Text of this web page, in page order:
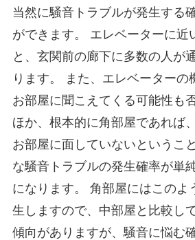
当然に騒音トラブルが発生する
ができます。 エレベーターに近
と、玄関前の廊下に多数の人が
ります。 また、エレベーターの
お部屋に聞こえてくる可能性も
ほか、根本的に角部屋であれば
お部屋に面していないというこ
な騒音トラブルの発生確率が単
になります。 角部屋にはこのよ
生しますので、中部屋と比較し
傾向がありますが、騒音に悩む